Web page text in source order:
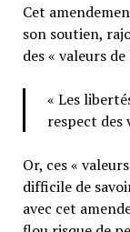
Cet
son soutien,
des « valeurs
« Les
respect des
Or, ces «
difficile de
avec cet